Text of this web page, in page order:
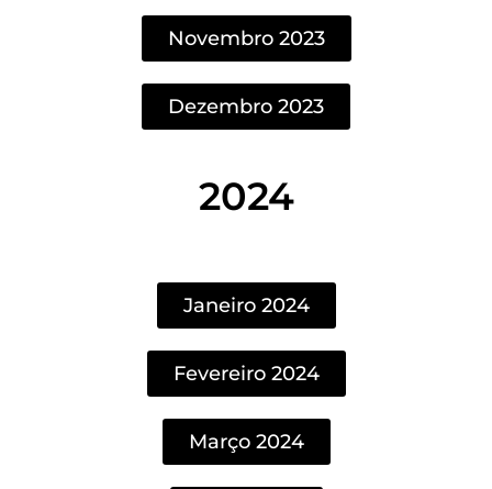
Novembro 2023
Dezembro 2023
2024
Janeiro 2024
Fevereiro 2024
Março 2024